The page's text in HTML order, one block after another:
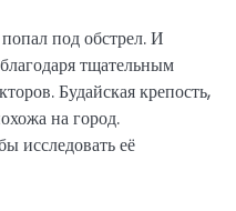
под обстрел. И
тщательным
Будайская крепость,
на город.
исследовать её